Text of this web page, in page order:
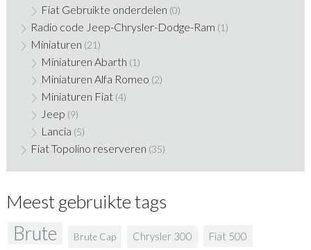
Fiat Gebruikte onderdelen (0)
Radio code Jeep-Chrysler-Dodge-Ram (1)
Miniaturen (21)
Miniaturen Abarth (1)
Miniaturen Alfa Romeo (2)
Miniaturen Fiat (4)
Jeep (9)
Lancia (5)
Fiat Topolino reserveren (35)
Meest gebruikte tags
Brute Brute Cap Chrysler 300 Fiat 500